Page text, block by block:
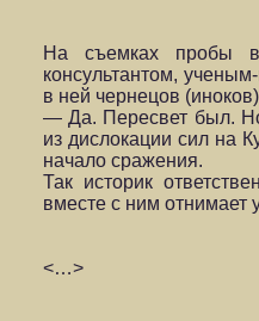
На съемках пробы
консультантом,
в ней чернецов
— Да. Пересвет был.
из дислокации сил на
начало сражения.
Так историк
вместе с ним
<…>